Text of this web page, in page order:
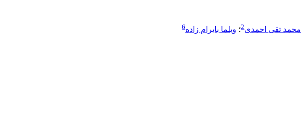
محمد تقی احمدی2؛ ویلما بایرام زاده6